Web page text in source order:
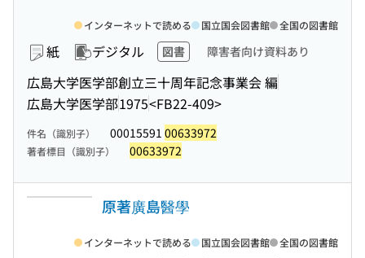
紙 デジタル 図書 障害者向け資料あり
広島大学医学部創立三十周年記念事業会 編
広島大学医学部1975<FB22-409>
インターネットで読める 国立国会図書館 全国の図書館
件名（識別子） 00015591 00633972
著者標目（識別子） 00633972
原著廣島醫學
インターネットで読める 国立国会図書館 全国の図書館